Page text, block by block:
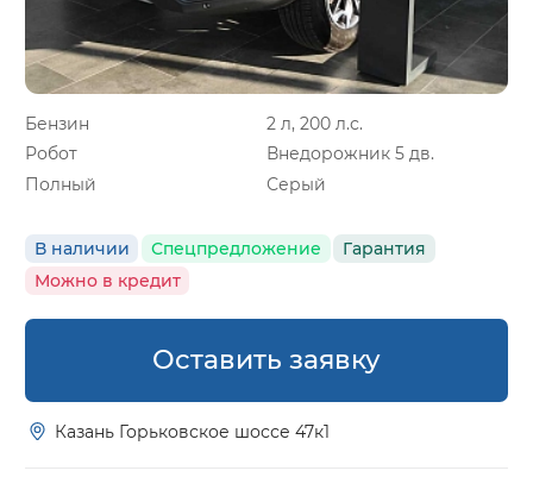
Бензин
2 л, 200 л.с.
Робот
Внедорожник 5 дв.
Полный
Серый
В наличии Спецпредложение
Гарантия
Можно в кредит
Оставить заявку
Казань Горьковское шоссе 47к1